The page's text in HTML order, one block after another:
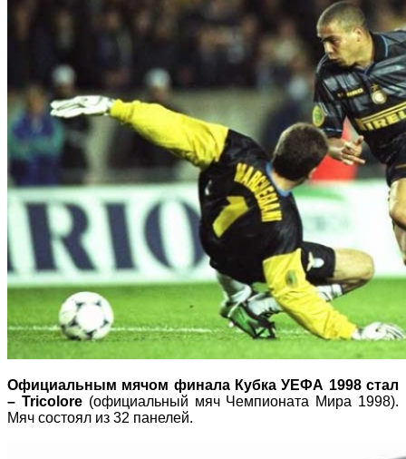
Официальным мячом финала Кубка УЕФА 1998 стал
– Tricolore(официальный мяч Чемпионата Мира 1998).
Мяч состоял из 32 панелей.